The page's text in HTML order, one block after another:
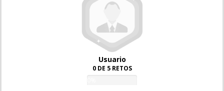
Usuario
0 DE 5 RETOS